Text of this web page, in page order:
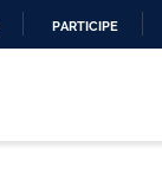
PARTICIPE